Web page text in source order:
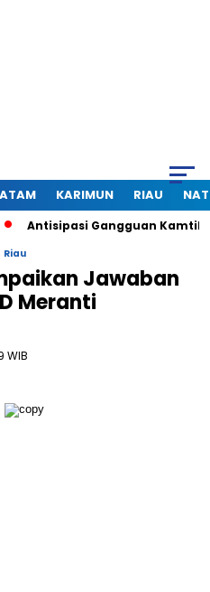
KARIMUN RIAU
Gangguan Kamtibmas Saat
Riau
Jawaban
Meranti
WIB